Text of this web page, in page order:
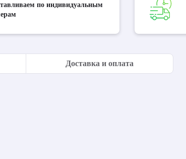
по индивидуальным
Доставка и оплата